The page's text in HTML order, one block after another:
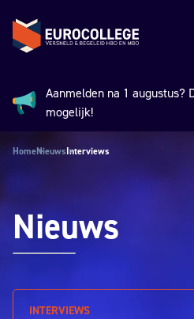
Spring naar hoofdinhoud
Terug naar de homepage
Aankondiging:
Aanmelden na 1 augustus?
mogelijk!
HomeNieuwsInterviews
Nieuws
INTERVIEWS